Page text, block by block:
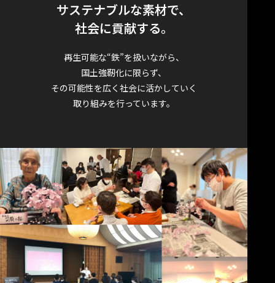
サステナブルな素材で、
社会に貢献する。
再生可能な“鉄”を扱いながら、
国土強靭化に限らず、
その可能性を広く社会に活かしていく
取り組みを行っています。